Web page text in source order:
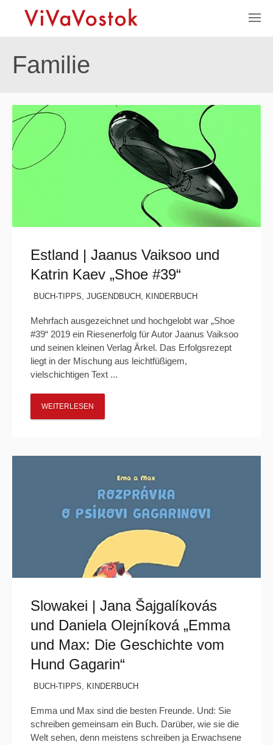
Familie
Estland | Jaanus Vaiksoo und
Katrin Kaev „Shoe #39“
BUCH-TIPPS, JUGENDBUCH , KINDERBUCH
Mehrfach ausgezeichnet und hochgelobt war „Shoe
#39“ 2019 ein Riesenerfolg für Autor Jaanus Vaiksoo
und seinen kleinen Verlag Ärkel. Das Erfolgsrezept
liegt in der Mischung aus leichtfüßigem,
vielschichtigen Text ...
WEITERLESEN
Slowakei | Jana Šajgalíkovás
und Daniela Olejníková „Emma
und Max: Die Geschichte vom
Hund Gagarin“
BUCH-TIPPS, KINDERBUCH
Emma und Max sind die besten Freunde. Und: Sie
schreiben gemeinsam ein Buch. Darüber, wie sie die
Welt sehen, denn meistens schreiben ja Erwachsene